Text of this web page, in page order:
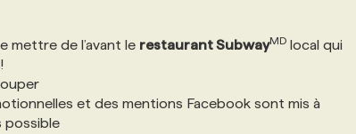
mettre de l’avant le restaurant SubwayMD local qui
et des mentions Facebook sont mis à
possible